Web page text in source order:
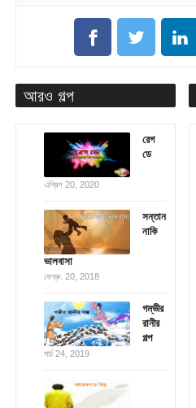
আরও গল্প
রেগ
ডে
এপ্রিল 20, 2020
সন্তান
নাকি
ভালবাসা
ফেব্রু. 20, 2018
গম্ভীর
রানীর
গল্প
মার্চ 24, 2019